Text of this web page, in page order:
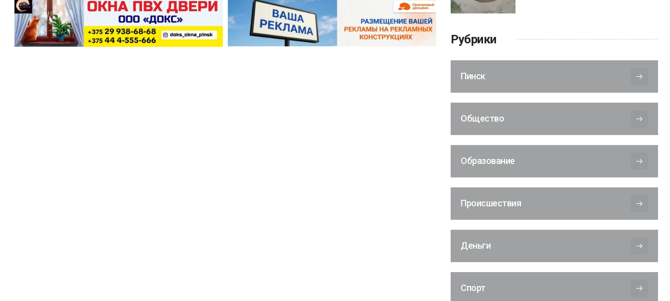
Рубрики
Пинск
Общество
Образование
Происшествия
Деньги
Спорт